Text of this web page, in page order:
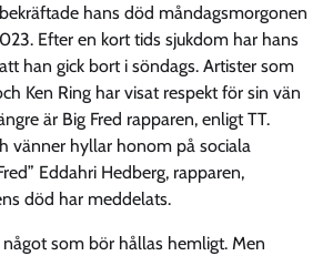
hans död måndagsmorgonen
Efter en kort tids sjukdom har hans
han gick bort i söndags. Artister som
Ken Ring har visat respekt för sin vän
är Big Fred rapparen, enligt TT.
vänner hyllar honom på sociala
Eddahri Hedberg, rapparen,
död har meddelats.
som bör hållas hemligt. Men